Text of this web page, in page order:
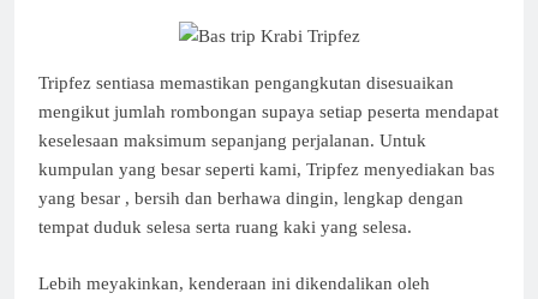
Tripfez sentiasa memastikan pengangkutan disesuaikan
mengikut jumlah rombongan supaya setiap peserta mendapat
keselesaan maksimum sepanjang perjalanan. Untuk
kumpulan yang besar seperti kami, Tripfez menyediakan bas
yang besar , bersih dan berhawa dingin, lengkap dengan
tempat duduk selesa serta ruang kaki yang selesa.
Lebih meyakinkan, kenderaan ini dikendalikan oleh